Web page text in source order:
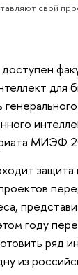
свой
для
МИЭФ
защита
году
ряд
из